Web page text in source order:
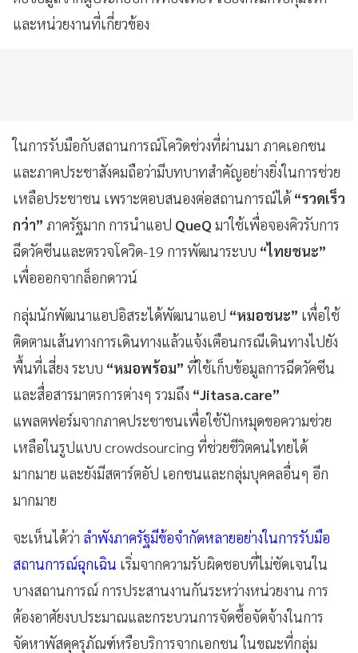
และหน่วยงานที่เกี่ยวข้อง
ในการรับมือกับสถานการณ์โควิดช่วงที่ผ่านมา ภาคเอกชน
และภาคประชาสังคมถือว่ามีบทบาทสำคัญอย่างยิ่งในการช่วย
เหลือประชาชน เพราะตอบสนองต่อสถานการณ์ได้ “รวดเร็ว
กว่า” ภาครัฐมาก การนำแอป QueQ มาใช้เพื่อจองคิวรับการ
ฉีดวัคซีนและตรวจโควิด-19 การพัฒนาระบบ “ไทยชนะ”
เพื่อออกจากล็อกดาวน์
กลุ่มนักพัฒนาแอปอิสระได้พัฒนาแอป “หมอชนะ” เพื่อใช้
ติดตามเส้นทางการเดินทางแล้วแจ้งเตือนกรณีเดินทางไปยัง
พื้นที่เสี่ยง ระบบ “หมอพร้อม” ที่ใช้เก็บข้อมูลการฉีดวัคซีน
และสื่อสารมาตรการต่างๆ รวมถึง “Jitasa.care”
แพลตฟอร์มจากภาคประชาชนเพื่อใช้ปักหมุดขอความช่วย
เหลือในรูปแบบ crowdsourcing ที่ช่วยชีวิตคนไทยได้
มากมาย และยังมีสตาร์ตอัป เอกชนและกลุ่มบุคคลอื่นๆ อีก
มากมาย
จะเห็นได้ว่า ลำพังภาครัฐมีข้อจำกัดหลายอย่างในการรับมือ
สถานการณ์ฉุกเฉิน เริ่มจากความรับผิดชอบที่ไม่ชัดเจนใน
บางสถานการณ์ การประสานงานกันระหว่างหน่วยงาน การ
ต้องอาศัยงบประมาณและกระบวนการจัดซื้อจัดจ้างในการ
จัดหาพัสดุครุภัณฑ์หรือบริการจากเอกชน ในขณะที่กลุ่ม